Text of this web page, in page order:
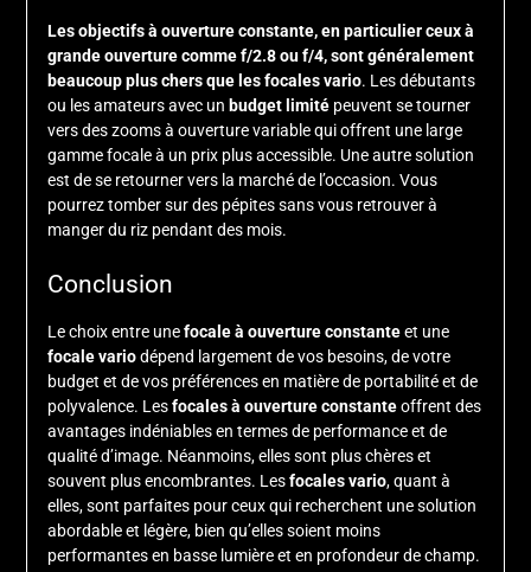
Les objectifs à ouverture constante, en particulier ceux à
grande ouverture comme f/2.8 ou f/4, sont généralement
beaucoup plus chers que les focales vario. Les débutants
ou les amateurs avec un budget limitépeuvent se tourner
vers des zooms à ouverture variable qui offrent une large
gamme focale à un prix plus accessible. Une autre solution
est de se retourner vers la marché de l’occasion. Vous
pourrez tomber sur des pépites sans vous retrouver à
manger du riz pendant des mois.
Conclusion
Le choix entre unefocale à ouverture constanteet une
focale variodépend largement de vos besoins, de votre
budget et de vos préférences en matière de portabilité et de
polyvalence. Lesfocales à ouverture constanteoffrent des
avantages indéniables en termes de performance et de
qualité d’image. Néanmoins, elles sont plus chères et
souvent plus encombrantes. Lesfocales vario, quant à
elles, sont parfaites pour ceux qui recherchent une solution
abordable et légère, bien qu’elles soient moins
performantes en basse lumière et en profondeur de champ.